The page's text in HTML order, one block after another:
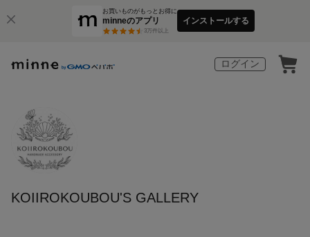
お買いものがもっとお得に
minneのアプリ
3万件以上
インストールする
ログイン
KOIIROKOUBOU'S GALLERY